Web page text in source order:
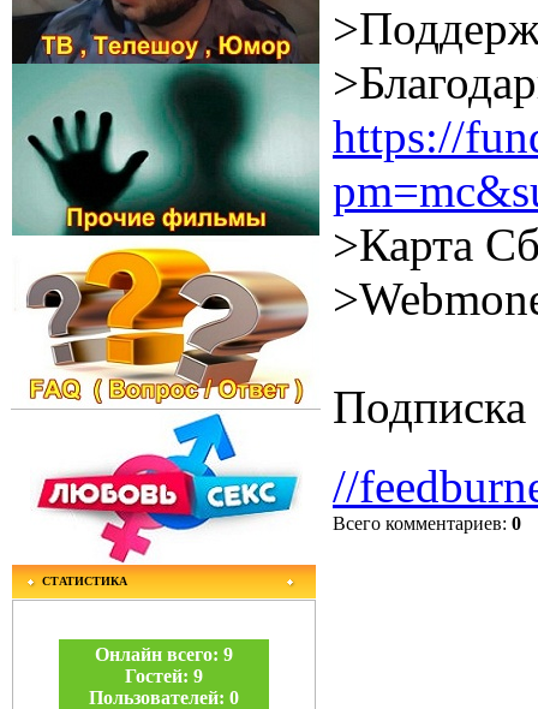
СТАТИСТИКА
Онлайн всего: 9
Гостей: 9
Пользователей: 0
https://
>Карта
Подписка
//
Всего комментариев: 0